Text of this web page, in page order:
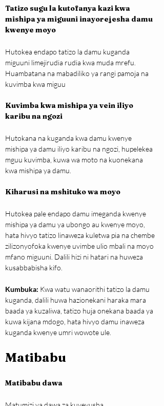
Tatizo sugu la kutofanya kazi kwa
mishipa ya miguuni inayorejesha damu
kwenye moyo
Hutokea endapo tatizo la damu kuganda
miguuni limejirudia rudia kwa muda mrefu.
Huambatana na mabadiliko ya rangi pamoja na
kuvimba kwa miguu
Kuvimba kwa mishipa ya vein iliyo
karibu na ngozi
Hutokana na kuganda kwa damu kwenye
mishipa ya damu iliyo karibu na ngozi, hupelekea
mguu kuvimba, kuwa wa moto na kuonekana
kwa mishipa ya damu.
Kiharusi na mshituko wa moyo
Hutokea pale endapo damu imeganda kwenye
mishipa ya damu ya ubongo au kwenye moyo,
hata hivyo tatizo linaweza kuletwa pia na chembe
zilizonyofoka kwenye uvimbe ulio mbali na moyo
mfano miguuni. Dalili hizi ni hatari na huweza
kusabbabisha kifo.
Kumbuka: Kwa watu wanaorithi tatizo la damu
kuganda, dalili huwa hazionekani haraka mara
baada ya kuzaliwa, tatizo huja onekana baada ya
kuwa kijana mdogo, hata hivyo damu inaweza
kuganda kwenye umri wowote ule.
Matibabu
Matibabu dawa